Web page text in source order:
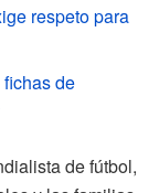
respeto para
de
de fútbol,